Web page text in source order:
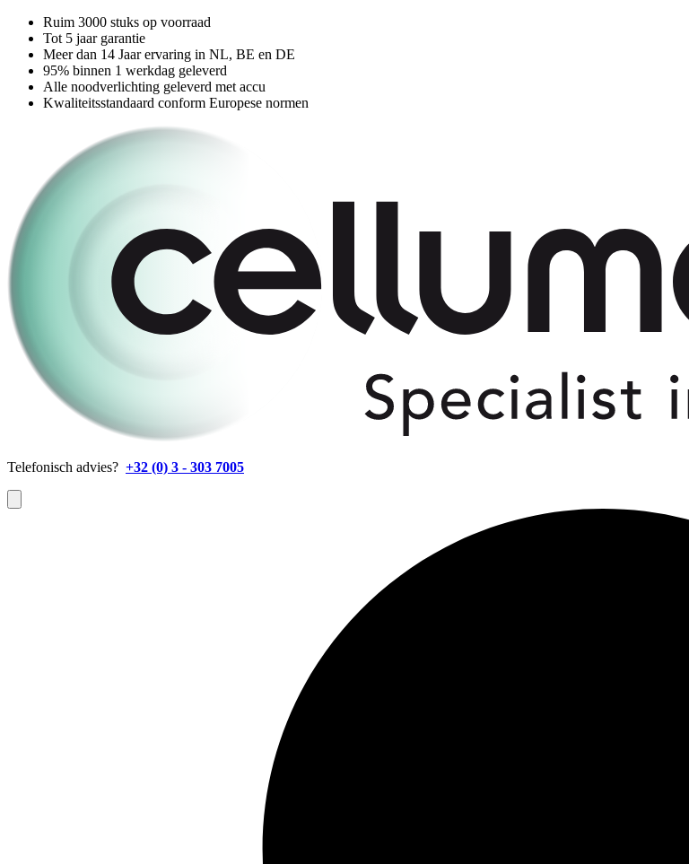
Ruim 3000 stuks op voorraad
Tot 5 jaar garantie
Meer dan 14 Jaar ervaring in NL, BE en DE
95% binnen 1 werkdag geleverd
Alle noodverlichting geleverd met accu
Kwaliteitsstandaard conform Europese normen
Telefonisch advies? +32 (0) 3 - 303 7005